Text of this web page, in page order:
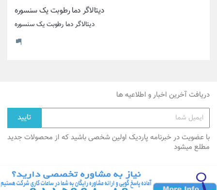
دیتالاگر دما رطوبت یک سنسوره
دیتالاگر دما رطوبت یک سنسوره
دریافت آخرین اخبار و اطلاعیه ها
با عضویت در خبرنامه پاردیک اولین شخصی باشید که از محصولات جدید
مطلع میشود